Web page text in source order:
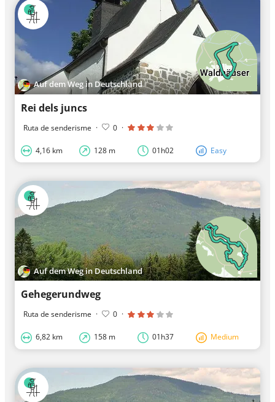
Auf dem Weg in Deutschland
Rei dels juncs
Ruta de senderisme · 0 ·
4,16 km 128 m 01h02 Easy
Auf dem Weg in Deutschland
Gehegerundweg
Ruta de senderisme · 0 ·
6,82 km 158 m 01h37 Medium